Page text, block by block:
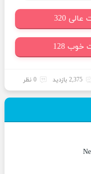
320
128
2,375 بازدید 0 نظر